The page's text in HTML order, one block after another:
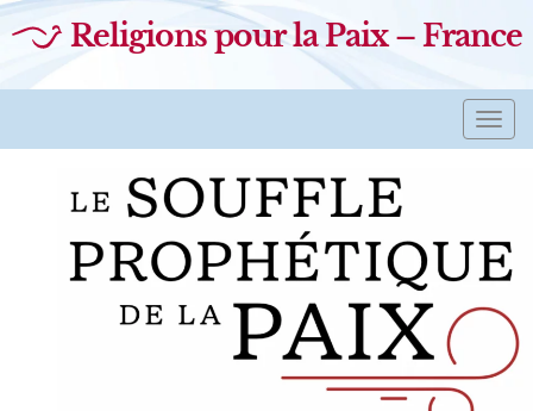
Religions pour la Paix – France